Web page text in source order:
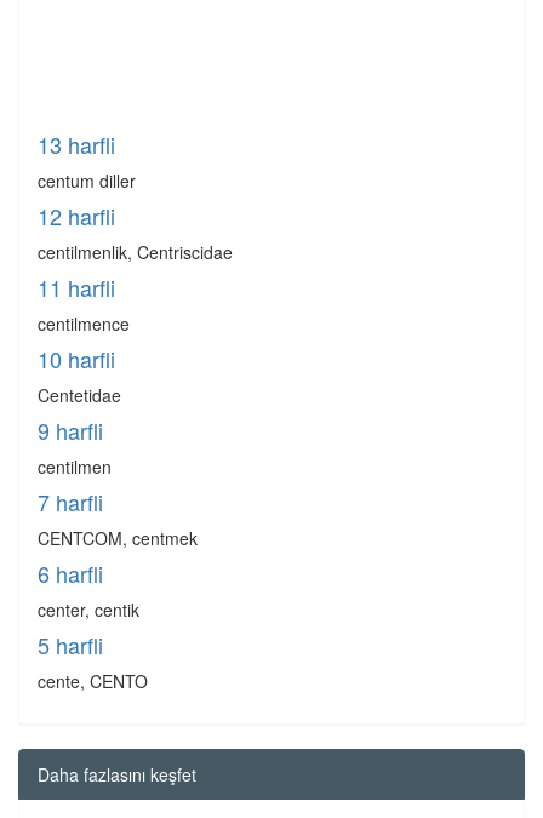
13 harfli
centum diller
12 harfli
centilmenlik, Centriscidae
11 harfli
centilmence
10 harfli
Centetidae
9 harfli
centilmen
7 harfli
CENTCOM, centmek
6 harfli
center, centik
5 harfli
cente, CENTO
Daha fazlasını keşfet